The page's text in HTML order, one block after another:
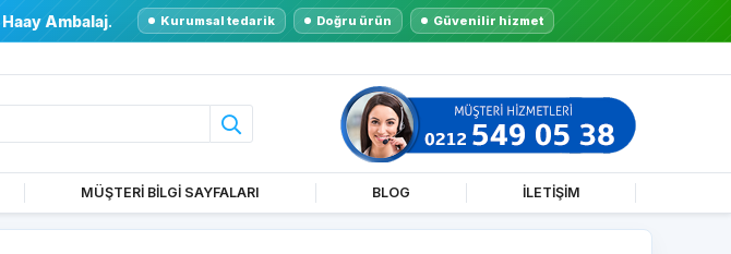
Haay Ambalaj. Kurumsal tedarik Doğru ürün Güvenilir hizmet
MÜŞTERİ BİLGİ SAYFALARI BLOG İLETİŞİM